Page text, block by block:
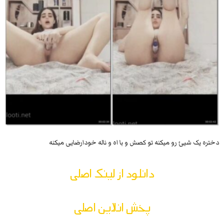
دختره یک شیئ رو میکنه تو کصش و با اه و ناله خودارضایی میکنه
دانلود از لینک اصلی
پخش انلاین اصلی